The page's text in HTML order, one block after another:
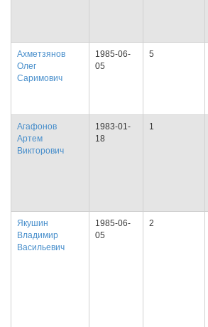
Ахметзянов
Олег
Саримович
1985-06-
05
5
Агафонов
Артем
Викторович
1983-01-
18
1
Якушин
Владимир
Васильевич
1985-06-
05
2